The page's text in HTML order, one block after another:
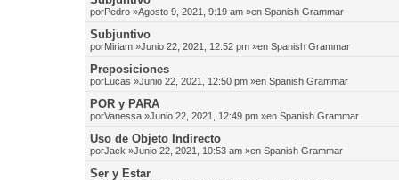
porPedro »Agosto 9, 2021, 9:19 am »en Spanish Grammar
Subjuntivo
porMiriam »Junio 22, 2021, 12:52 pm »en Spanish Grammar
Preposiciones
porLucas »Junio 22, 2021, 12:50 pm »en Spanish Grammar
POR y PARA
porVanessa »Junio 22, 2021, 12:49 pm »en Spanish Grammar
Uso de Objeto Indirecto
porJack »Junio 22, 2021, 10:53 am »en Spanish Grammar
Ser y Estar